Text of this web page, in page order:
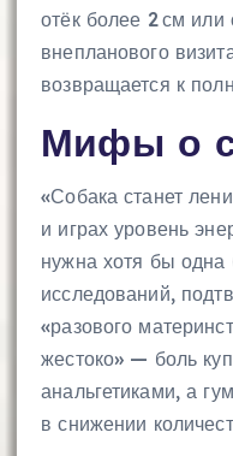
отёк более 2 см
внепланового
возвращается к
Мифы о
«Собака станет
и играх уровень
нужна хотя бы
исследований,
«разового
жестоко» — боль
анальгетиками, а
в снижении